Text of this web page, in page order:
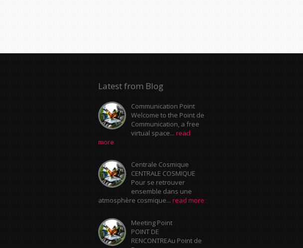
Latest from Blog
Communication Point
Welcome to the Point de
Communication, a free
virtual space... read
more
Centrale Cosmique
CENTRALE COSMIQUE
Pour se retrouver
ensemble dans une
atmosphère cosmique... read more
Meeting Point
POINT DE
RENCONTREAu Point de